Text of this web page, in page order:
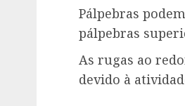
Pálpebras
pálpebras
As rugas ao
devido à